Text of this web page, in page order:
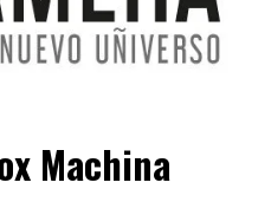
Machina